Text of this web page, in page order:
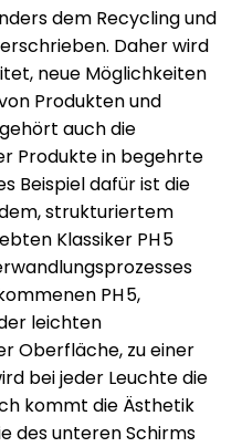
dem Recycling und
Daher wird
neue Möglichkeiten
Produkten und
auch die
Produkte in begehrte
Beispiel dafür ist die
strukturiertem
Klassiker PH 5
PH 5,
leichten
Oberfläche, zu einer
bei jeder Leuchte die
kommt die Ästhetik
des unteren Schirms